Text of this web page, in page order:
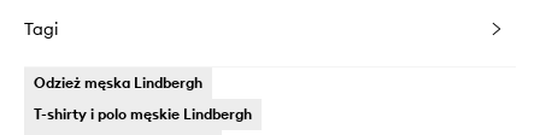
Tagi
Odzież męska Lindbergh
T-shirty i polo męskie Lindbergh